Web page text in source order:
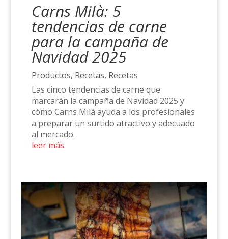
Carns Milà: 5
tendencias de carne
para la campaña de
Navidad 2025
Productos, Recetas, Recetas
Las cinco tendencias de carne que
marcarán la campaña de Navidad 2025 y
cómo Carns Milà ayuda a los profesionales
a preparar un surtido atractivo y adecuado
al mercado.
leer más